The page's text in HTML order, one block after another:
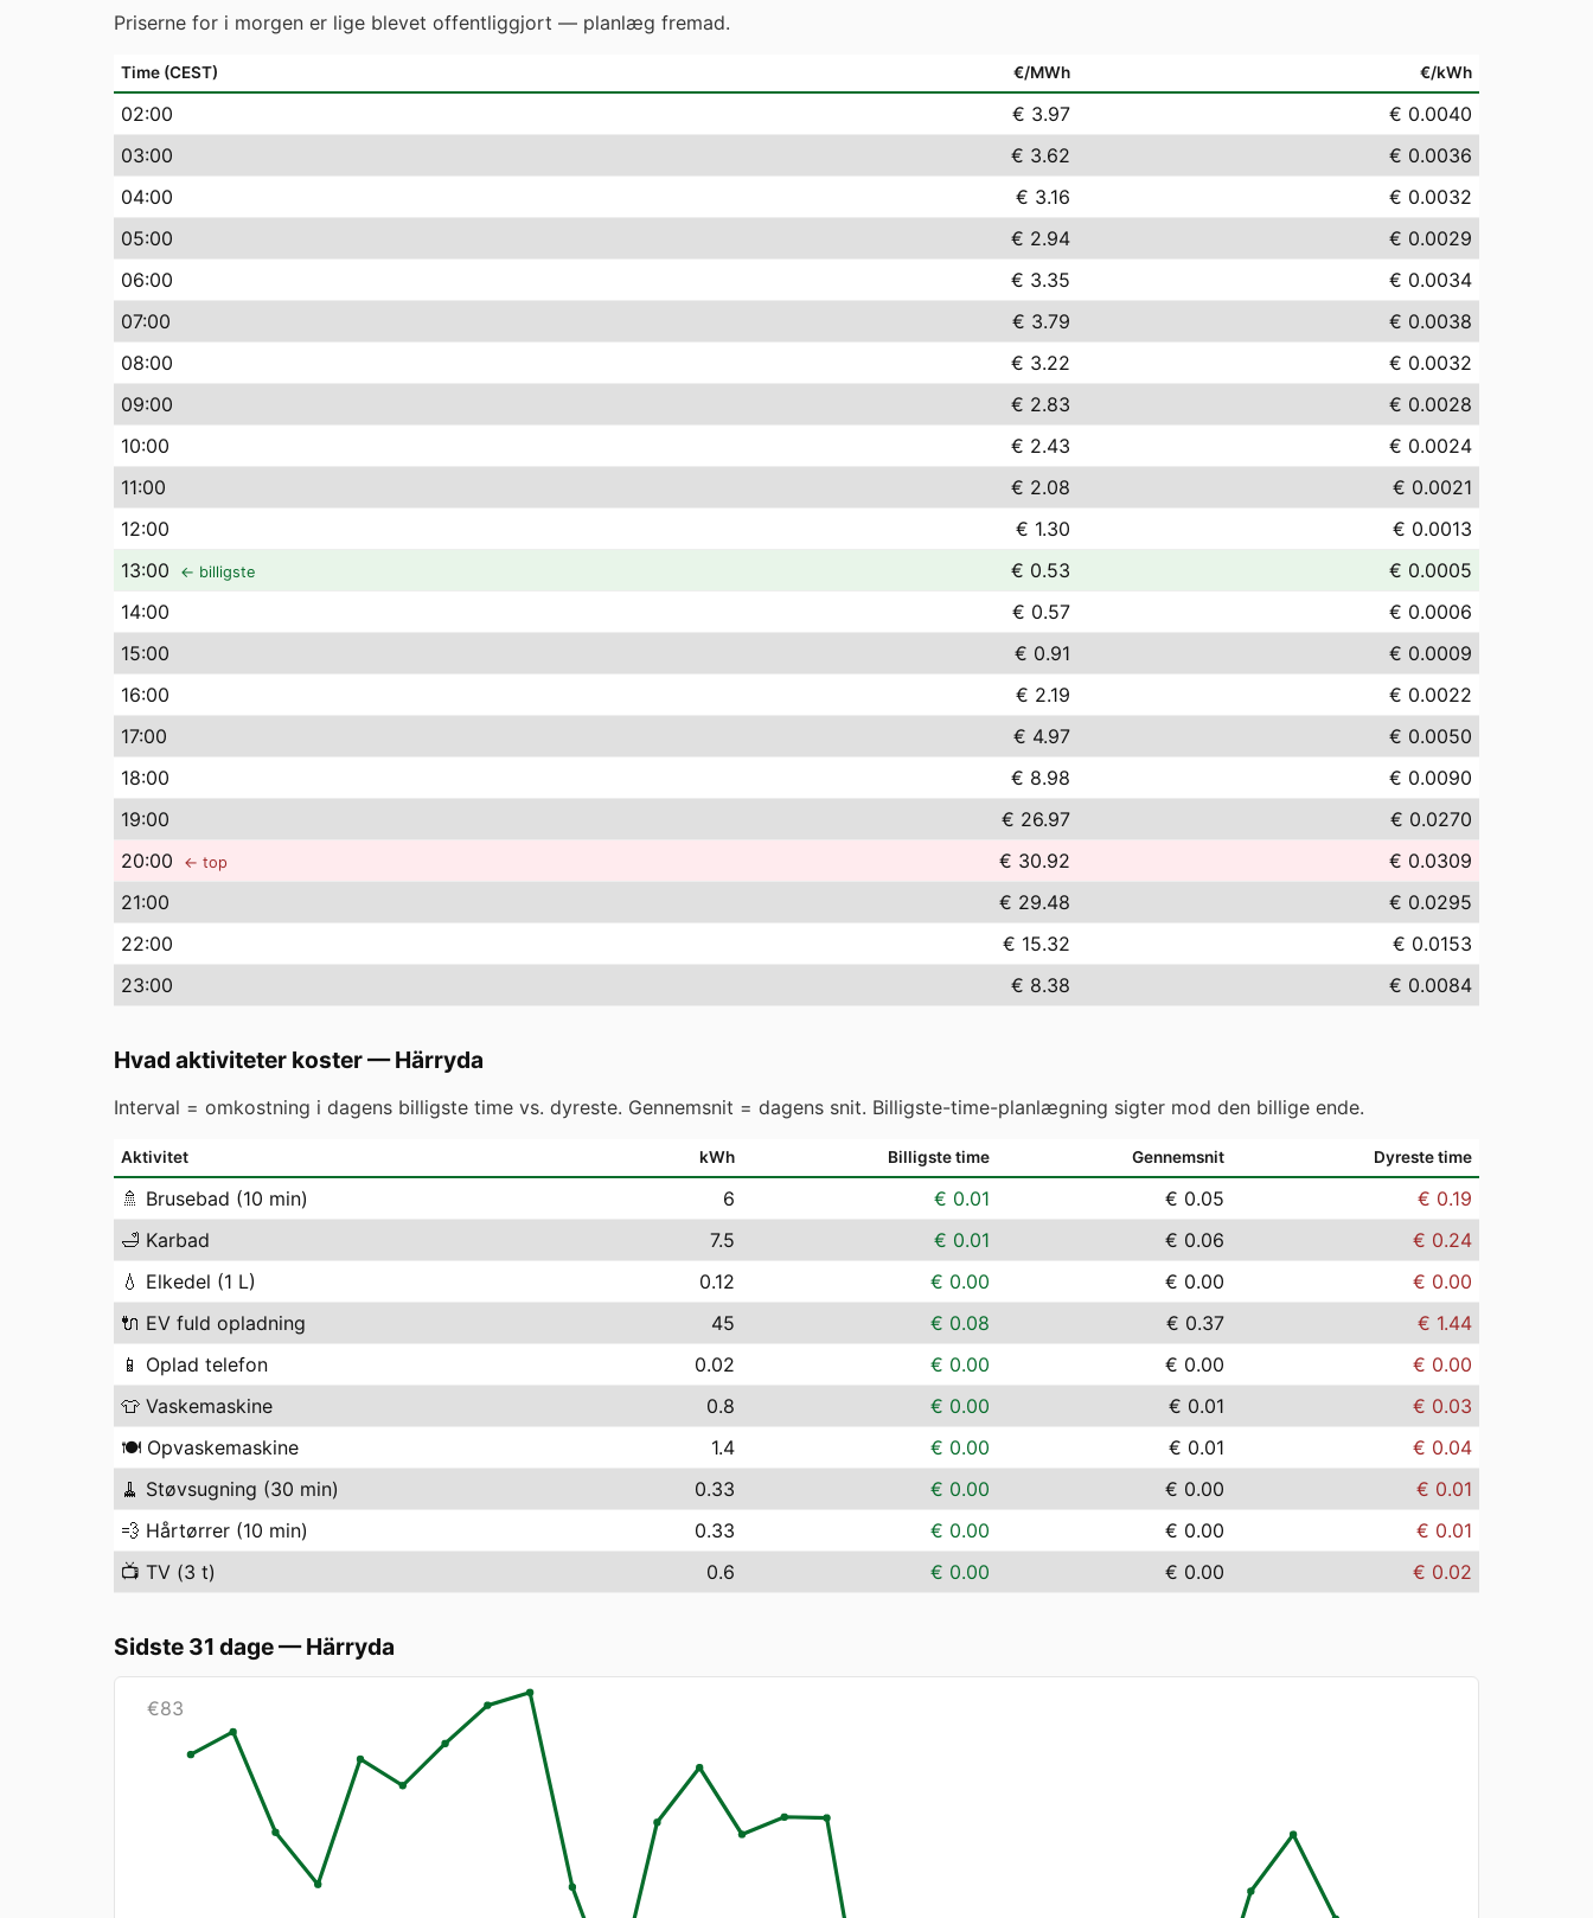
Priserne for i morgen er lige blevet offentliggjort — planlæg fremad.
Time (CEST) €/MWh €/kWh
02:00 € 3.97
€ 0.0040
03:00 € 3.62
€ 0.0036
04:00 € 3.16
€ 0.0032
05:00 € 2.94
€ 0.0029
06:00 € 3.35
€ 0.0034
07:00 € 3.79
€ 0.0038
08:00 € 3.22
€ 0.0032
09:00 € 2.83
€ 0.0028
10:00 € 2.43
€ 0.0024
11:00 € 2.08
€ 0.0021
12:00 € 1.30
€ 0.0013
13:00 ← billigste € 0.53
€ 0.0005
14:00 € 0.57
€ 0.0006
15:00 € 0.91
€ 0.0009
16:00 € 2.19
€ 0.0022
17:00 € 4.97
€ 0.0050
18:00 € 8.98
€ 0.0090
19:00 € 26.97
€ 0.0270
20:00 ← top € 30.92
€ 0.0309
21:00 € 29.48
€ 0.0295
22:00 € 15.32
€ 0.0153
23:00 € 8.38 € 0.0084
Hvad aktiviteter koster—Härryda
Interval = omkostning i dagens billigste time vs. dyreste. Gennemsnit = dagens snit. Billigste-time-planlægning sigter mod den billige ende.
Aktivitet kWh Billigste time Gennemsnit Dyreste time
🚿 Brusebad (10 min) 6 € 0.01 € 0.05
€ 0.19
🛁 Karbad 7.5 € 0.01 € 0.06
€ 0.24
💧 Elkedel (1 L) 0.12 € 0.00 € 0.00
€ 0.00
🔌 EV fuld opladning 45 € 0.08 € 0.37
€ 1.44
📱 Oplad telefon 0.02 € 0.00 € 0.00
€ 0.00
👕 Vaskemaskine 0.8 € 0.00 € 0.01
€ 0.03
🍽️ Opvaskemaskine 1.4 € 0.00 € 0.01
€ 0.04
🧹 Støvsugning (30 min) 0.33 € 0.00 € 0.00
€ 0.01
💨 Hårtørrer (10 min) 0.33 € 0.00 € 0.00
€ 0.01
📺 TV (3 t) 0.6 € 0.00 € 0.00 € 0.02
Sidste 31 dage—Härryda
€83